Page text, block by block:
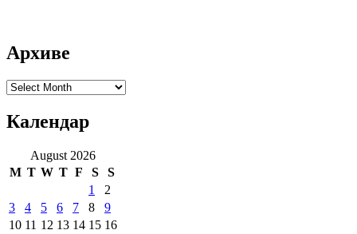
Архиве
Архиве
Календар
August 2026
M T W T F S
S
1
2
3
4 5 6 7 8
9
10 11 12 13 14 15 16